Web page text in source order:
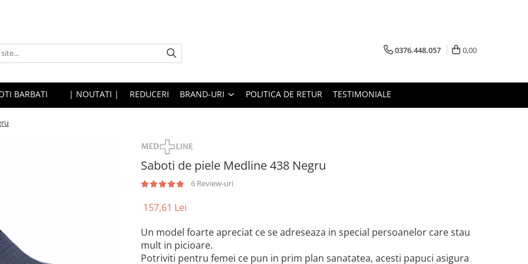
0376.448.057 0,00
BARBATI | NOUTATI | REDUCERI BRAND-URI POLITICA DE RETUR TESTIMONIALE
Saboti de piele Medline 438 Negru
6 Review-uri
157,61 Lei
Un model foarte apreciat ce se adreseaza in special persoanelor care stau
mult in picioare.
Potriviti pentru femei ce pun in prim plan sanatatea, acesti papuci asigura